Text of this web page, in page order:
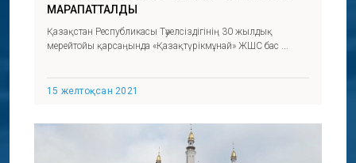
МАРАПАТТАЛДЫ
Қазақстан Республикасы Тәуелсіздігінің 30 жылдық
мерейтойы қарсаңында «Қазақтүрікмұнай» ЖШС бас ...
15 желтоқсан 2021